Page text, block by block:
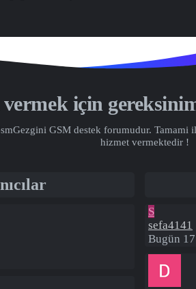
vermek için
GSM destek forumudur. Tamami
hizmet vermektedir !
S
sefa4141
Bugün